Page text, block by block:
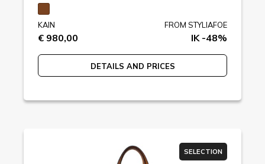
KAIN
€ 980,00
FROM STYLIAFOE
IK -48%
DETAILS AND PRICES
SELECTION